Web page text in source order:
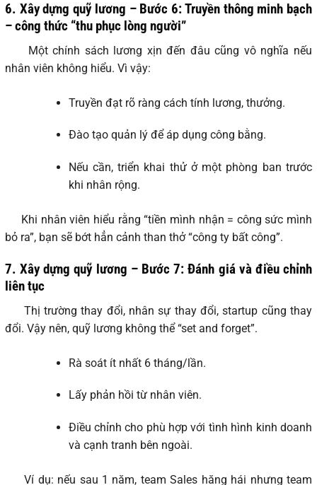
6. Xây dựng quỹ lương – Bước 6: Truyền thông minh bạch
– công thức “thu phục lòng người”
Một chính sách lương xịn đến đâu cũng vô nghĩa nếu
nhân viên không hiểu. Vì vậy:
Truyền đạt rõ ràng cách tính lương, thưởng.
Đào tạo quản lý để áp dụng công bằng.
Nếu cần, triển khai thử ở một phòng ban trước
khi nhân rộng.
Khi nhân viên hiểu rằng “tiền mình nhận = công sức mình
bỏ ra”, bạn sẽ bớt hẳn cảnh than thở “công ty bất công”.
7. Xây dựng quỹ lương – Bước 7: Đánh giá và điều chỉnh
liên tục
Thị trường thay đổi, nhân sự thay đổi, startup cũng thay
đổi. Vậy nên, quỹ lương không thể “set and forget”.
Rà soát ít nhất 6 tháng/lần.
Lấy phản hồi từ nhân viên.
Điều chỉnh cho phù hợp với tình hình kinh doanh
và cạnh tranh bên ngoài.
Ví dụ: nếu sau 1 năm, team Sales hăng hái nhưng team